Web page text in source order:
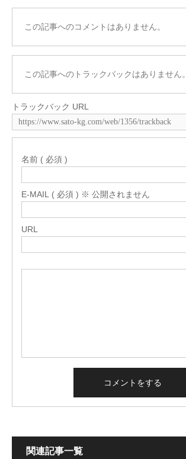
この記事へのコメントはありません。
この記事へのトラックバックはありません。
トラックバック URL
名前 ( 必須 )
E-MAIL ( 必須 ) ※ 公開されません
URL
関連記事一覧